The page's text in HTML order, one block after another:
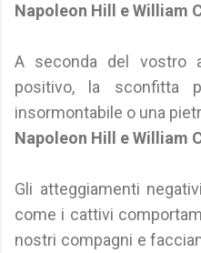
Napoleon Hill e William
A seconda del vostro
positivo, la sconfitta
insormontabile o una
Napoleon Hill e William
Gli atteggiamenti
come i cattivi
nostri compagni e